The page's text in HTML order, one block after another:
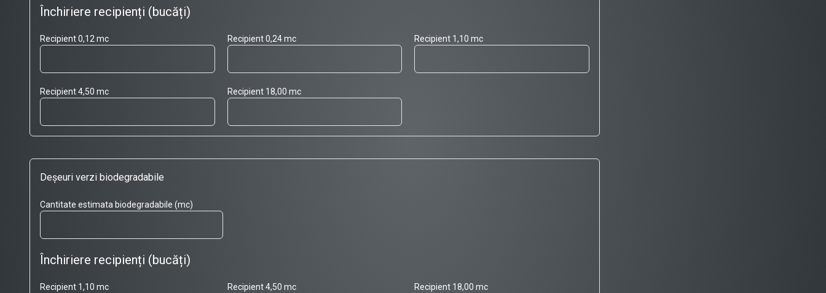
Închiriere recipienți (bucăți)
Recipient 0,12 mc Recipient 0,24 mc Recipient 1,10 mc
Recipient 4,50 mc Recipient 18,00 mc
Deșeuri verzi biodegradabile
Cantitate estimata biodegradabile (mc)
Închiriere recipienți (bucăți)
Recipient 1,10 mc Recipient 4,50 mc Recipient 18,00 mc